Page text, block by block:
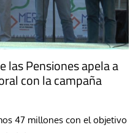
las Pensiones apela a
con la campaña
47 millones con el objetivo